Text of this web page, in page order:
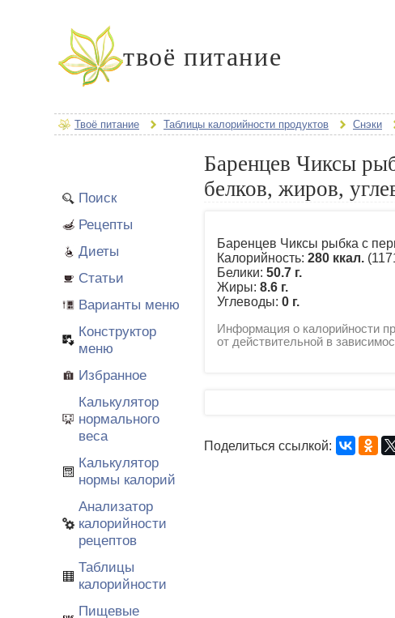
твоё питание
Твоё питание Таблицы калорийности продуктов Снэки
Поиск
Рецепты
Диеты
Статьи
Варианты меню
Конструктор
меню
Избранное
Калькулятор
нормального
веса
Калькулятор
нормы калорий
Анализатор
калорийности
рецептов
Таблицы
калорийности
Пищевые
Баренцев Чиксы
белков, жиров,
Баренцев Чиксы рыбка с
Калорийность: 280 ккал.
Белики: 50.7 г.
Жиры: 8.6 г.
Углеводы: 0 г.
Информация о калорийности
от действительной в
Поделиться ссылкой: